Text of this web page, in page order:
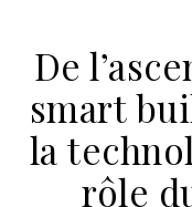
De
smart
la
rôle